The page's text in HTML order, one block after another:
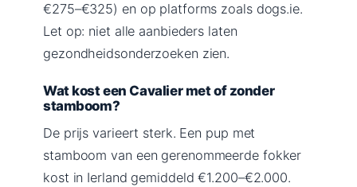
€275–€325) en op platforms zoals dogs.ie.
Let op: niet alle aanbieders laten
gezondheidsonderzoeken zien.
Wat kost een Cavalier met of zonder
stamboom?
De prijs varieert sterk. Een pup met
stamboom van een gerenommeerde fokker
kost in Ierland gemiddeld €1.200–€2.000.